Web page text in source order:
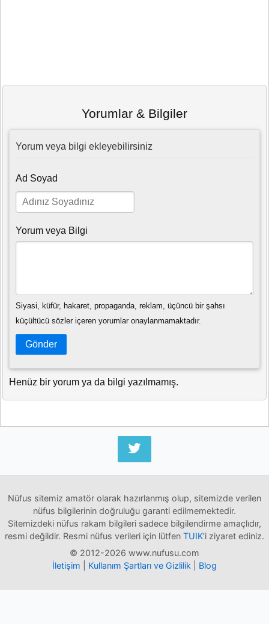
Yorumlar & Bilgiler
Yorum veya bilgi ekleyebilirsiniz
Ad Soyad
Yorum veya Bilgi
Siyasi, küfür, hakaret, propaganda, reklam, üçüncü bir şahsı
küçültücü sözler içeren yorumlar onaylanmamaktadır.
Gönder
Henüz bir yorum ya da bilgi yazılmamış.
Nüfus sitemiz amatör olarak hazırlanmış olup, sitemizde verilen
nüfus bilgilerinin doğruluğu garanti edilmemektedir.
Sitemizdeki nüfus rakam bilgileri sadece bilgilendirme amaçlıdır,
resmi değildir. Resmi nüfus verileri için lütfen TUIK'i ziyaret ediniz.
© 2012-2026 www.nufusu.com
İletişim
Kullanım Şartları ve Gizlilik Blog